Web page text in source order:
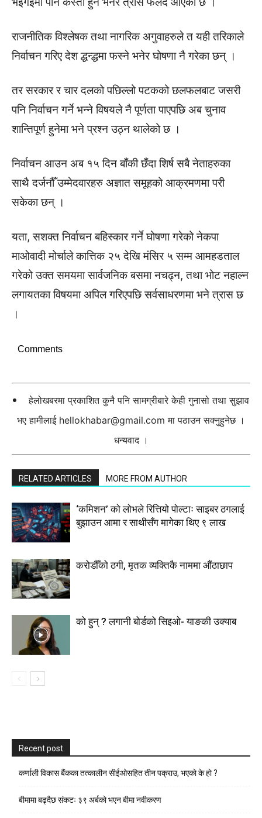
राजनीतिक विश्लेषक तथा नागरिक अगुवाहरुले त यही तरिकाले
निर्वाचन गरिए देश द्धन्द्धमा फस्ने भनेर घोषणा नै गरेका छन् ।
तर सरकार र चार दलको पछिल्लो पटकको छलफलबाट जसरी
पनि निर्वाचन गर्ने भन्ने विषयले नै पूर्णता पाएपछि अब चुनाव
शान्तिपूर्ण हुनेमा भने प्रश्न उठ्न थालेको छ ।
निर्वाचन आउन अब १५ दिन बाँकी छँदा शिर्ष सबै नेताहरुका
साथै दर्जनौँ उम्मेदवारहरु अज्ञात समूहको आक्रमणमा परी
सकेका छन् ।
यता, सशक्त निर्वाचन बहिस्कार गर्ने घोषणा गरेको नेकपा
माओवादी मोर्चाले कात्तिक २५ देखि मंसिर ५ सम्म आमहडताल
गरेको उक्त समयमा सार्वजनिक बसमा नचढ्न, तथा भोट नहाल्न
लगायतका विषयमा अपिल गरिएपछि सर्वसाधरणमा भने त्रास छ
।
Comments
हेलोखबरमा प्रकाशित कुनै पनि सामग्रीबारे केही गुनासो तथा सुझाव
भए हामीलाई hellokhabar@gmail.com मा पठाउन सक्नुहुनेछ ।
धन्यवाद ।
RELATED ARTICLES MORE FROM AUTHOR
‘कमिशन’ को लोभले रित्तियो पोल्टाः साइबर ठगलाई
बुझाउन आमा र साथीसँग मागेका थिए ९ लाख
करोडौँको ठगी, मृतक व्यक्तिकै नाममा औंठाछाप
को हुन् ? लगानी बोर्डको सिइओ- याङकी उक्याब
Recent post
कर्णाली विकास बैंकका तत्कालीन सीईओसहित तीन पक्राउ, भएकाे के हाे ?
बीमामा बढ्दैछ संकटः ३९ अर्बको भएन बीमा नवीकरण